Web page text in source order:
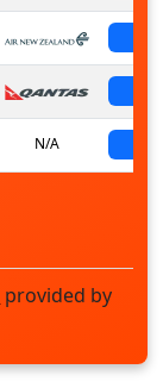
N/A
provided by